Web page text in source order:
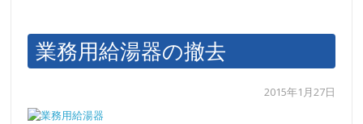
業務用給湯器の撤去
2015年1月27日